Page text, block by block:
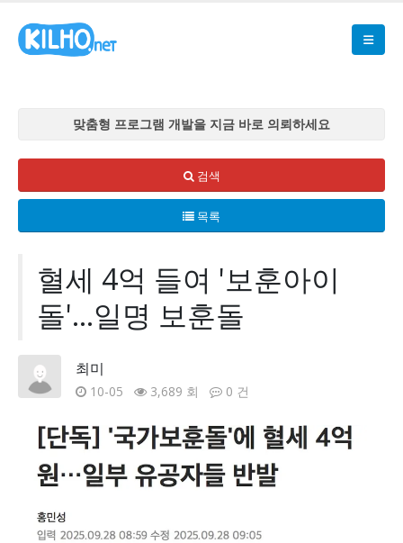
맞춤형 프로그램 개발을 지금 바로 의뢰하세요
맞춤형 프로그램 개발을 지금 바로 의뢰하세요
맞춤형 프로그램 개발을 지금 바로 의뢰하세요
맞춤형 프로그램 개발을 지금 바로 의뢰하세요
검색
목록
혈세 4억 들여 '보훈아이
돌'...일명 보훈돌
최미
10-05 3,689 회 0 건